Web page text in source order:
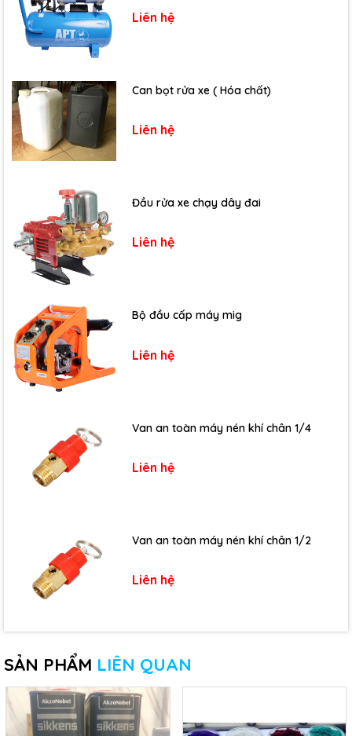
Liên hệ
Can bọt rửa xe ( Hóa chất)
Liên hệ
Đầu rửa xe chạy dây đai
Liên hệ
Bộ đầu cấp máy mig
Liên hệ
Van an toàn máy nén khí chân 1/4
Liên hệ
Van an toàn máy nén khí chân 1/2
Liên hệ
SẢN PHẨM LIÊN QUAN